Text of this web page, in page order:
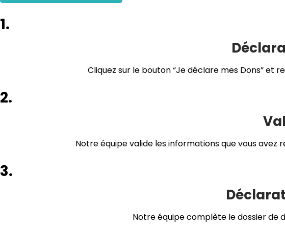
1.
Cliquez sur le bouton “Je déclare mes Dons” et
2.
Notre équipe valide les informations que vous avez
3.
Notre équipe complète le dossier de